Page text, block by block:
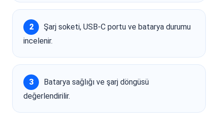
Şarj soketi, USB-C portu ve batarya durumu
incelenir.
Batarya sağlığı ve şarj döngüsü
değerlendirilir.